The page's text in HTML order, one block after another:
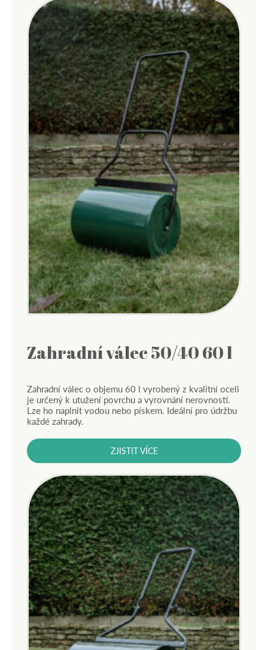
Zahradní válec 50/40 60 l
Zahradní válec o objemu 60 l vyrobený z kvalitní oceli
je určený k utužení povrchu a vyrovnání nerovností.
Lze ho naplnit vodou nebo pískem. Ideální pro údržbu
každé zahrady.
ZJISTIT VÍCE